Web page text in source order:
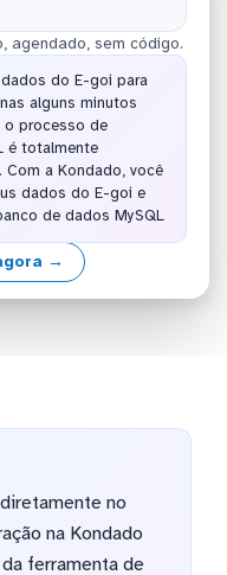
agendado, sem código.
do E-goi para
alguns minutos
o processo de
é totalmente
a Kondado, você
dados do E-goi e
de dados MySQL
→
no
na Kondado
ferramenta de